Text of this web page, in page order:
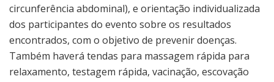
circunferência abdominal), e orientação individualizada
dos participantes do evento sobre os resultados
encontrados, com o objetivo de prevenir doenças.
Também haverá tendas para massagem rápida para
relaxamento, testagem rápida, vacinação, escovação